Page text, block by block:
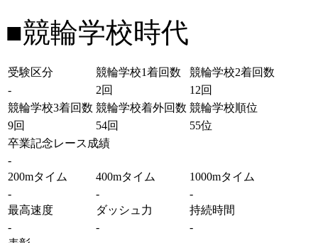
■競輪学校時代
受験区分 競輪学校1着回数
競輪学校2着回数
-
2回
12回
競輪学校3着回数 競輪学校着外回数 競輪学校順位
9回
54回
55位
卒業記念レース成績
-
200mタイム
400mタイム
1000mタイム
-
-
-
最高速度
ダッシュ力
持続時間
-
-
-